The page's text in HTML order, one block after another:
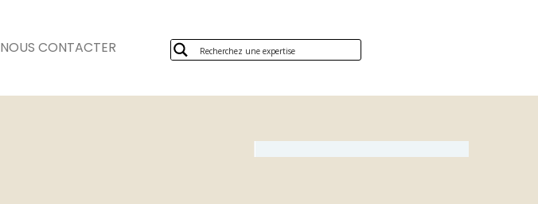
NOUS CONTACTER